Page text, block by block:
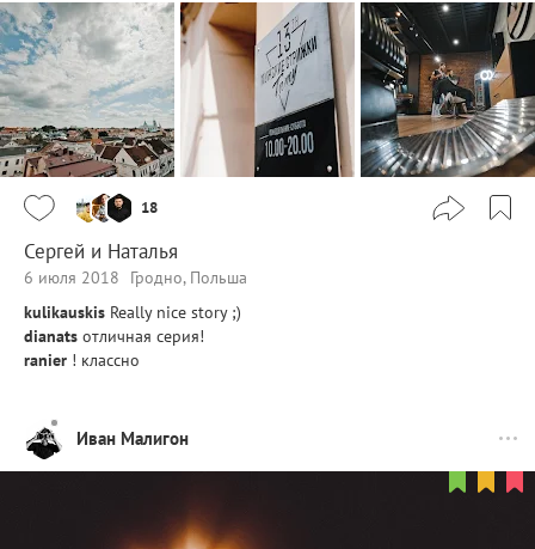
18
Сергей и Наталья
6 июля 2018
Гродно, Польша
kulikauskis Really nice story ;)
dianats отличная серия!
ranier ! классно
Иван Малигон